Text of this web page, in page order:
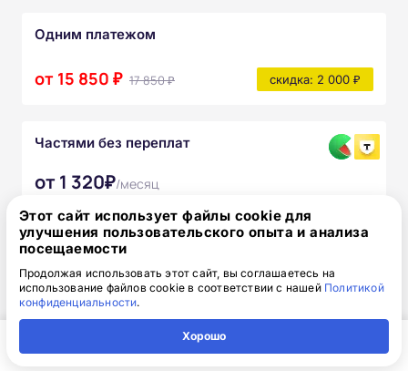
Одним платежом
от 15 850 ₽ 17 850 ₽ скидка: 2 000 ₽
Частями без переплат
от 1 320₽/месяц
Узнать подробнее
После прохождения курса вы получите:
Полный комплект официальных
документов
Доступ к онлайн-платформе Академии
Этот сайт использует файлы cookie для
улучшения пользовательского опыта и анализа
посещаемости
Продолжая использовать этот сайт, вы соглашаетесь на
использование файлов cookie в соответствии с нашей Политикой
конфиденциальности.
Хорошо